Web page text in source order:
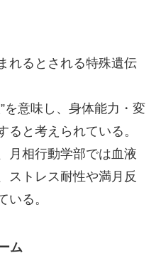
れるとされる特殊遺伝
を意味し、身体能力・変
ると考えられている。
月相行動学部では血液
ストレス耐性や満月反
いる。
ム